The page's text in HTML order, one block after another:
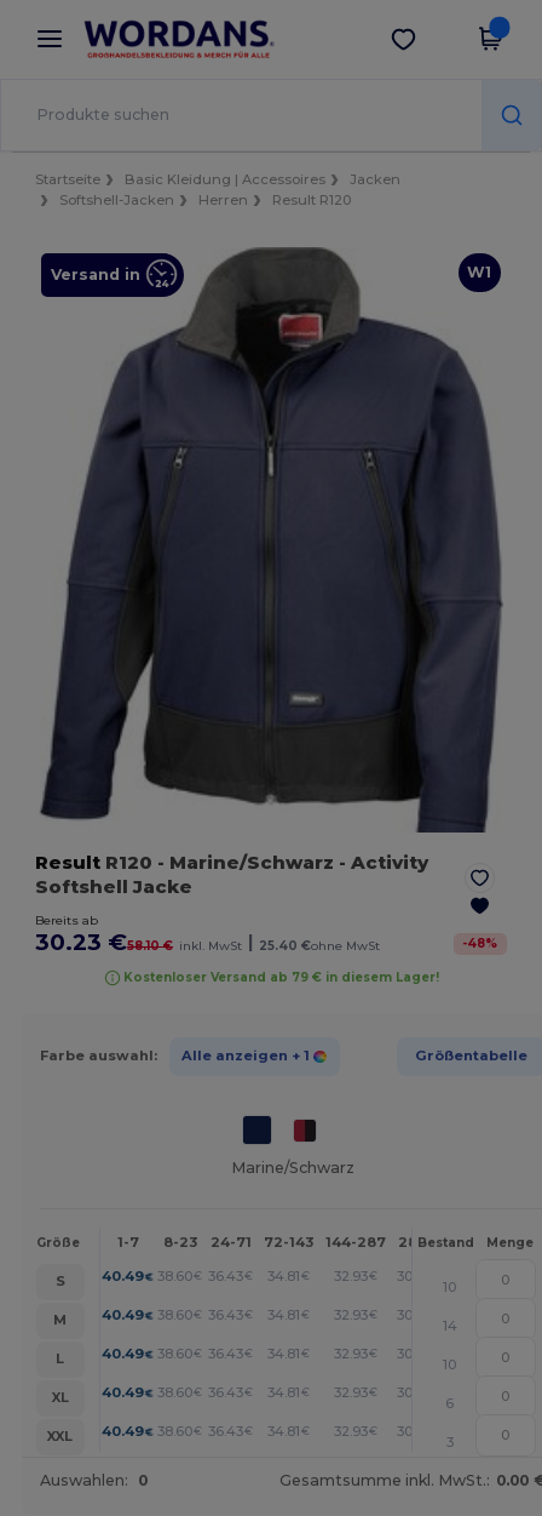
× Wordans App
Bessere Preise in der App!
App holen
Startseite Basic Kleidung | Accessoires
Jacken
Softshell-Jacken
Herren Result R120
W1
Versand in
Result R120 - Marine/Schwarz - Activity
Softshell Jacke
Bereits ab
30.23 €58.10 € inkl. MwSt | 25.40 €ohne MwSt -48%
Kostenloser Versand ab 79 € in diesem Lager!
Farbe auswahl: Alle anzeigen + 1 Größentabelle
Marine/Schwarz
Größe 1-7 8-23 24-71 72-143 144-287 288 + Mehr
Bestand Menge
S 40.49€ 38.60€ 36.43€ 34.81€ 32.93€ 30.23
10
M
40.49€ 38.60€ 36.43€ 34.81€ 32.93€ 30.23
14
L
40.49€ 38.60€ 36.43€ 34.81€ 32.93€ 30.23
10
XL
40.49€ 38.60€ 36.43€ 34.81€ 32.93€ 30.23
6
XXL
40.49€ 38.60€ 36.43€ 34.81€ 32.93€ 30.23
3
Auswahlen: 0 Gesamtsumme inkl. MwSt.: 0.00